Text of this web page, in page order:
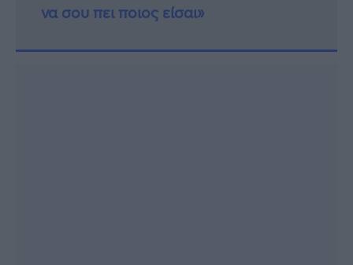
να σου πει ποιος είσαι»